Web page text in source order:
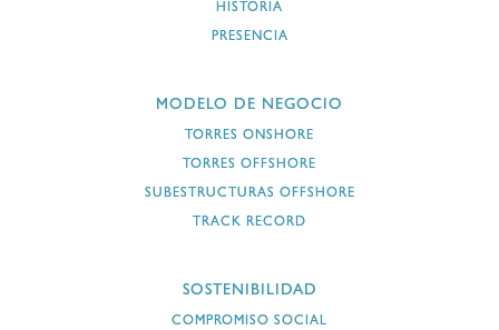
HISTORIA
PRESENCIA
MODELO DE NEGOCIO
TORRES ONSHORE
TORRES OFFSHORE
SUBESTRUCTURAS OFFSHORE
TRACK RECORD
SOSTENIBILIDAD
COMPROMISO SOCIAL